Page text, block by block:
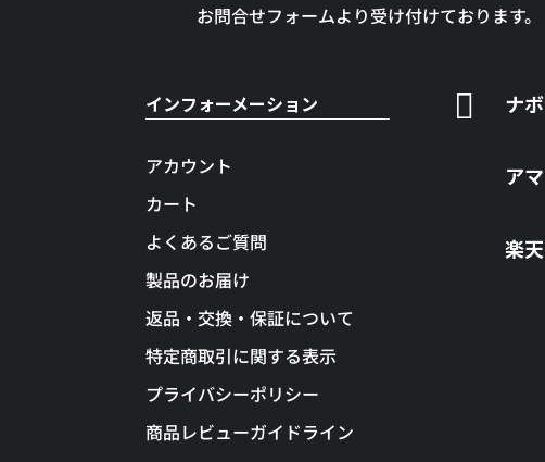
お問合せフォームより受け付けております。
インフォーメーション
アカウント
カート
よくあるご質問
製品のお届け
返品・交換・保証について
特定商取引に関する表示
プライバシーポリシー
商品レビューガイドライン
 ナ
ア
楽